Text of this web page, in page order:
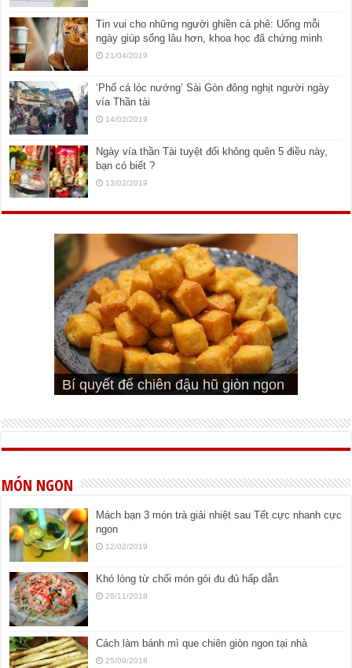
Tin vui cho những người ghiền cà phê: Uống mỗi
ngày giúp sống lâu hơn, khoa học đã chứng minh
21/04/2019
‘Phố cá lóc nướng’ Sài Gòn đông nghịt người ngày
vía Thần tài
14/02/2019
Ngày vía thần Tài tuyệt đối không quên 5 điều này,
bạn có biết ?
13/02/2019
Cách pha nước mắm trộn gỏi ngon
bá cháy
Bí quyết để chiên đậu hũ giòn ngon
Cách ướp sườn non nướng ngon
đúng vị
Cách ướp thịt heo chiên ngon mềm
Bật mí cách ướp sườn cơm tấm
ngon
MÓN NGON
Mách bạn 3 món trà giải nhiệt sau Tết cực nhanh cực
ngon
12/02/2019
Khó lòng từ chối món gỏi đu đủ hấp dẫn
28/11/2018
Cách làm bánh mì que chiên giòn ngon tại nhà
25/09/2018